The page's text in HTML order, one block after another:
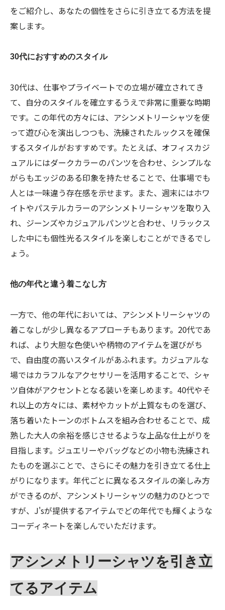
をご紹介し、あなたの個性をさらに引き立てる方法を提
案します。
30代におすすめのスタイル
30代は、仕事やプライベートでの立場が確立されてき
て、自分のスタイルを確立するうえで非常に重要な時期
です。この年代の方々には、アシンメトリーシャツを使
って遊び心を演出しつつも、洗練されたルックスを確保
するスタイルがおすすめです。たとえば、オフィスカジ
ュアルにはダークカラーのパンツを合わせ、シンプルな
がらもエッジのある印象を持たせることで、仕事場でも
人とは一味違う存在感を示せます。また、週末にはホワ
イトやパステルカラーのアシンメトリーシャツを取り入
れ、ジーンズやカジュアルパンツと合わせ、リラックス
した中にも個性光るスタイルを楽しむことができるでし
ょう。
他の年代と違う着こなし方
一方で、他の年代においては、アシンメトリーシャツの
着こなしが少し異なるアプローチもあります。20代であ
れば、より大胆な色使いや柄物のアイテムを選びがち
で、自由度の高いスタイルがあふれます。カジュアルな
場ではカラフルなアクセサリーを活用することで、シャ
ツ自体がアクセントとなる装いを楽しめます。40代やそ
れ以上の方々には、素材やカットが上質なものを選び、
落ち着いたトーンのボトムスを組み合わせることで、成
熟した大人の余裕を感じさせるような上品な仕上がりを
目指します。ジュエリーやバッグなどの小物も洗練され
たものを選ぶことで、さらにその魅力を引き立てる仕上
がりになります。年代ごとに異なるスタイルの楽しみ方
ができるのが、アシンメトリーシャツの魅力のひとつで
すが、J'sが提供するアイテムでどの年代でも輝くような
コーディネートを楽しんでいただけます。
アシンメトリーシャツを引き立
てるアイテム